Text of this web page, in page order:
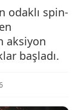
odaklı spin-
aksiyon
başladı.